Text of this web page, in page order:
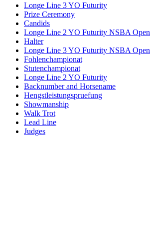
Longe Line 3 YO Futurity
Prize Ceremony
Candids
Longe Line 2 YO Futurity NSBA Open
Halter
Longe Line 3 YO Futurity NSBA Open
Fohlenchampionat
Stutenchampionat
Longe Line 2 YO Futurity
Backnumber and Horsename
Hengstleistungspruefung
Showmanship
Walk Trot
Lead Line
Judges